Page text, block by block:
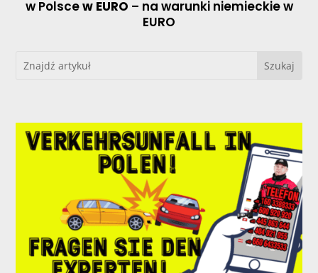
w Polscew EURO – na warunki niemieckie w
EURO